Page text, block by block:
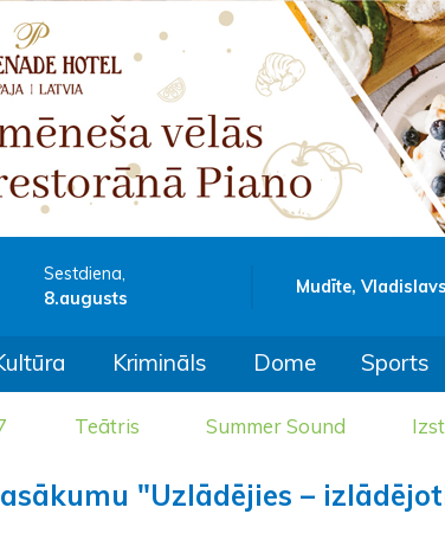
Sestdiena,
8.augusts
Mudīte,
Krimināls Dome Sports
Teātris Summer Sound
"Uzlādējies –